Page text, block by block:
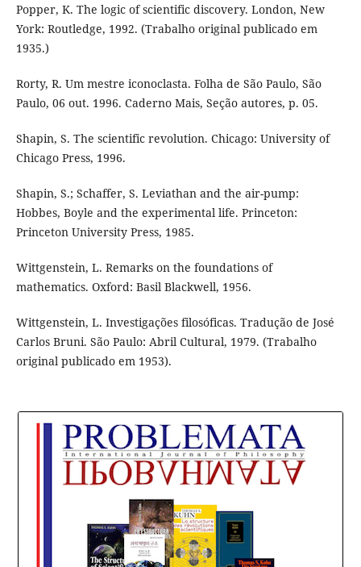
Popper, K. The logic of scientific discovery. London, New
York: Routledge, 1992. (Trabalho original publicado em
1935.)
Rorty, R. Um mestre iconoclasta. Folha de São Paulo, São
Paulo, 06 out. 1996. Caderno Mais, Seção autores, p. 05.
Shapin, S. The scientific revolution. Chicago: University of
Chicago Press, 1996.
Shapin, S.; Schaffer, S. Leviathan and the air-pump:
Hobbes, Boyle and the experimental life. Princeton:
Princeton University Press, 1985.
Wittgenstein, L. Remarks on the foundations of
mathematics. Oxford: Basil Blackwell, 1956.
Wittgenstein, L. Investigações filosóficas. Tradução de José
Carlos Bruni. São Paulo: Abril Cultural, 1979. (Trabalho
original publicado em 1953).